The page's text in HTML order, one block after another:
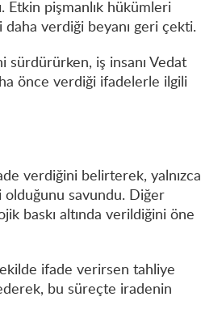
Etkin pişmanlık hükümleri
daha verdiği beyanı geri çekti.
sürdürürken, iş insanı Vedat
önce verdiği ifadelerle ilgili
verdiğini belirterek, yalnızca
olduğunu savundu. Diğer
baskı altında verildiğini öne
ifade verirsen tahliye
bu süreçte iradenin